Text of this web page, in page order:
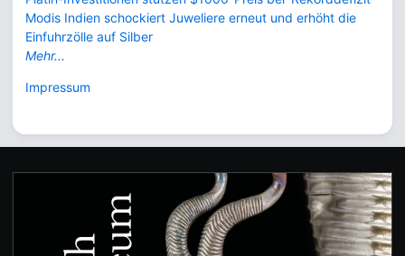
Modis Indien schockiert Juweliere erneut und erhöht die
Einfuhrzölle auf Silber
Mehr...
Impressum